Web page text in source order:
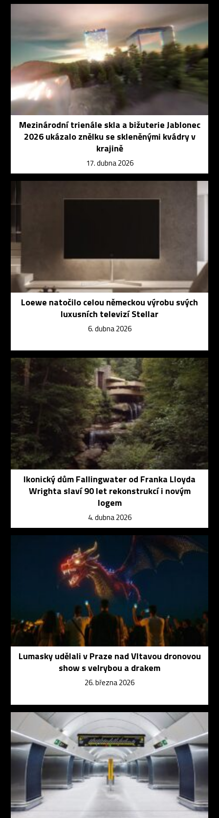
Mezinárodní trienále skla a bižuterie Jablonec
2026 ukázalo znělku se skleněnými kvádry v
krajině
17. dubna 2026
Loewe natočilo celou německou výrobu svých
luxusních televizí Stellar
6. dubna 2026
Ikonický dům Fallingwater od Franka Lloyda
Wrighta slaví 90 let rekonstrukcí i novým
logem
4. dubna 2026
Lumasky udělali v Praze nad Vltavou dronovou
show s velrybou a drakem
26. března 2026